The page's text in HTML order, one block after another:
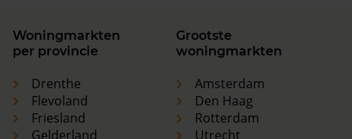
Woningmarkten
per provincie
Drenthe
Flevoland
Friesland
Gelderland
Grootste
woningmarkten
Amsterdam
Den Haag
Rotterdam
Utrecht